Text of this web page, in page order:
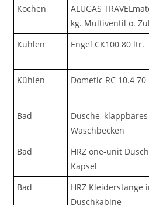
Kochen
ALUGAS
kg. Multiventil o.
Kühlen Engel CK100 80 ltr.
Kühlen Dometic RC 10.4 70
Bad
Dusche, klappbares
Waschbecken
Bad
HRZ one-unit
Kapsel
Bad
HRZ Kleiderstange
Duschkabine